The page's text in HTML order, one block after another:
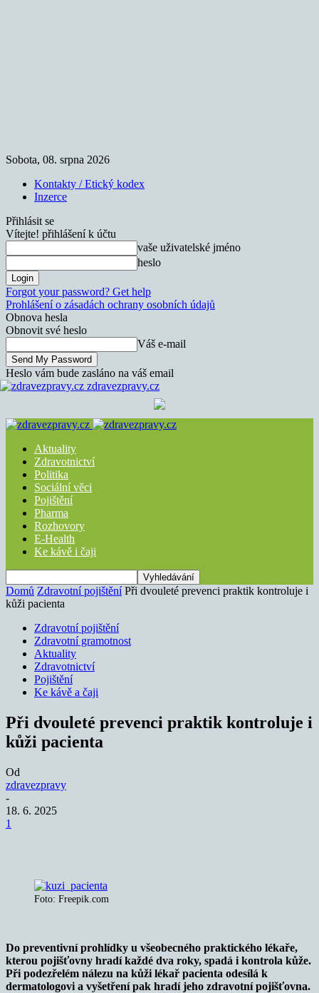
Sobota, 08. srpna 2026
Kontakty / Etický kodex
Inzerce
Přihlásit se
Vítejte! přihlášení k účtu
vaše uživatelské jméno
heslo
Forgot your password? Get help
Prohlášení o zásadách ochrany osobních údajů
Obnova hesla
Obnovit své heslo
Váš e-mail
Heslo vám bude zasláno na váš email
zdravezpravy.cz
Aktuality
Zdravotnictví
Politika
Sociální věci
Pojištění
Pharma
Rozhovory
E-Health
Ke kávě i čaji
Domů Zdravotní pojištění Při dvouleté prevenci praktik kontroluje i
kůži pacienta
Zdravotní pojištění
Zdravotní gramotnost
Aktuality
Zdravotnictví
Pojištění
Ke kávě a čaji
Při dvouleté prevenci praktik kontroluje i
kůži pacienta
Od
zdravezpravy
-
18. 6. 2025
1
Foto: Freepik.com
Do preventivní prohlídky u všeobecného praktického lékaře,
kterou pojišťovny hradí každé dva roky, spadá i kontrola kůže.
Při podezřelém nálezu na kůži lékař pacienta odesílá k
dermatologovi a vyšetření pak hradí jeho zdravotní pojišťovna.